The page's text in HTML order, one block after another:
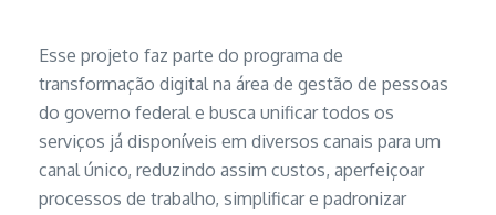
Esse projeto faz parte do programa de
transformação digital na área de gestão de pessoas
do governo federal e busca unificar todos os
serviços já disponíveis em diversos canais para um
canal único, reduzindo assim custos, aperfeiçoar
processos de trabalho, simplificar e padronizar